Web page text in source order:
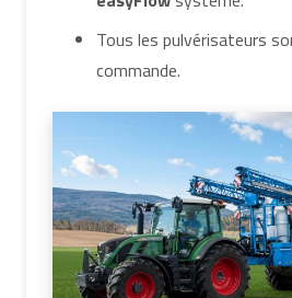
Tous les pulvérisateurs
commande.